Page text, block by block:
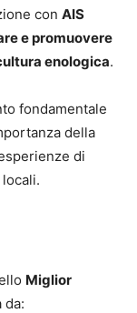
con AIS
e promuovere
enologica.
fondamentale
della
di
Miglior
da: